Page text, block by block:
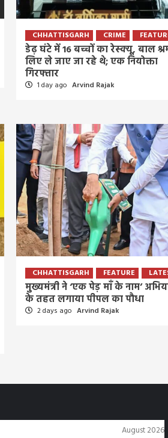
CHHATTISGARH CRIME
डेढ़ घंटे में 16 बच्चों का रेस्क्यू, बाल
लिए ले जाए जा रहे थे; एक नियोक्ता
गिरफ्तार
1 day ago Arvind Rajak
CHHATTISGARH FEATURE
मुख्यमंत्री ने ‘एक पेड़ माँ के नाम’
के तहत लगाया पीपल का पौधा
2 days ago Arvind Rajak
August 2026